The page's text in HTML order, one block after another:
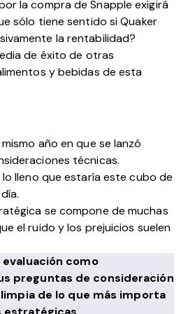
la compra de Snapple exigirá
sólo tiene sentido si Quaker
la rentabilidad?
de éxito de otras
y bebidas de esta
año en que se lanzó
técnicas.
lo lleno que estaría este cubo de
se compone de muchas
el ruido y los prejuicios suelen
como
preguntas de consideración
de lo que más importa